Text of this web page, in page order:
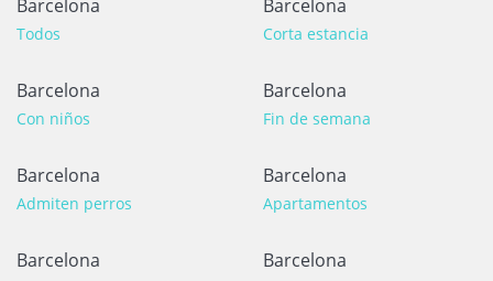
Barcelona
Todos
Barcelona
Corta estancia
Barcelona
Con niños
Barcelona
Fin de semana
Barcelona
Admiten perros
Barcelona
Apartamentos
Barcelona Barcelona